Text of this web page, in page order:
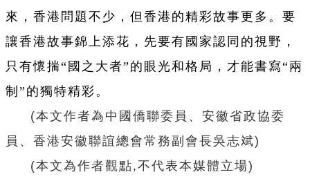
來，香港問題不少，但香港的精彩故事更多。要
讓香港故事錦上添花，先要有國家認同的視野，
只有懷揣“國之大者”的眼光和格局，才能書寫“兩
制”的獨特精彩。
(本文作者為中國僑聯委員、安徽省政協委
員、香港安徽聯誼總會常務副會長吳志斌)
(本文為作者觀點,不代表本媒體立場)